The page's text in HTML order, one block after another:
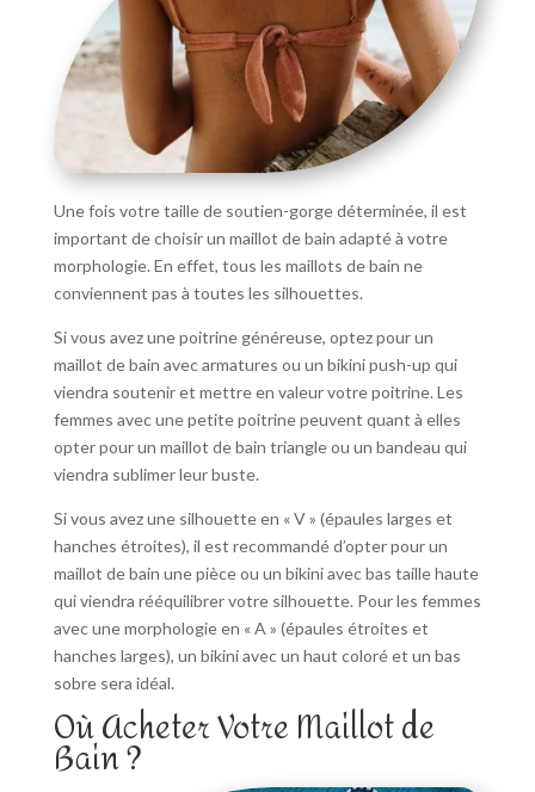
Une fois votre taille de soutien-gorge déterminée, il est
important de choisir un maillot de bain adapté à votre
morphologie. En effet, tous les maillots de bain ne
conviennent pas à toutes les silhouettes.
Si vous avez une poitrine généreuse, optez pour un
maillot de bain avec armatures ou un bikini push-up qui
viendra soutenir et mettre en valeur votre poitrine. Les
femmes avec une petite poitrine peuvent quant à elles
opter pour un maillot de bain triangle ou un bandeau qui
viendra sublimer leur buste.
Si vous avez une silhouette en « V » (épaules larges et
hanches étroites), il est recommandé d’opter pour un
maillot de bain une pièce ou un bikini avec bas taille haute
qui viendra rééquilibrer votre silhouette. Pour les femmes
avec une morphologie en « A » (épaules étroites et
hanches larges), un bikini avec un haut coloré et un bas
sobre sera idéal.
Où Acheter Votre Maillot de
Bain ?